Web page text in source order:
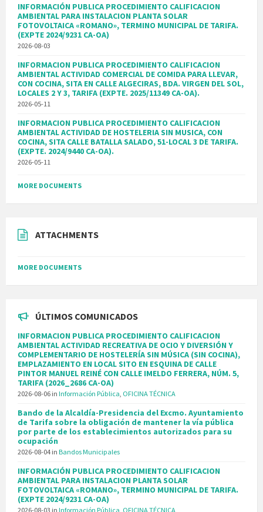
INFORMACIÓN PUBLICA PROCEDIMIENTO CALIFICACION
AMBIENTAL PARA INSTALACION PLANTA SOLAR
FOTOVOLTAICA «ROMANO», TERMINO MUNICIPAL DE TARIFA.
(EXPTE 2024/9231 CA-OA)
2026-08-03
INFORMACION PUBLICA PROCEDIMIENTO CALIFICACION
AMBIENTAL ACTIVIDAD COMERCIAL DE COMIDA PARA LLEVAR,
CON COCINA, SITA EN CALLE ALGECIRAS, BDA. VIRGEN DEL SOL,
LOCALES 2 Y 3, TARIFA (EXPTE. 2025/11349 CA-OA).
2026-05-11
INFORMACION PUBLICA PROCEDIMIENTO CALIFICACION
AMBIENTAL ACTIVIDAD DE HOSTELERIA SIN MUSICA, CON
COCINA, SITA CALLE BATALLA SALADO, 51-LOCAL 3 DE TARIFA.
(EXPTE. 2024/9440 CA-OA).
2026-05-11
MORE DOCUMENTS
ATTACHMENTS
MORE DOCUMENTS
ÚLTIMOS COMUNICADOS
INFORMACION PUBLICA PROCEDIMIENTO CALIFICACION
AMBIENTAL ACTIVIDAD RECREATIVA DE OCIO Y DIVERSIÓN Y
COMPLEMENTARIO DE HOSTELERÍA SIN MÚSICA (SIN COCINA),
EMPLAZAMIENTO EN LOCAL SITO EN ESQUINA DE CALLE
PINTOR MANUEL REINÉ CON CALLE IMELDO FERRERA, NÚM. 5,
TARIFA (2026_2686 CA-OA)
2026-08-06 in Información Pública OFICINA TÉCNICA
Bando de la Alcaldía-Presidencia del Excmo. Ayuntamiento
de Tarifa sobre la obligación de mantener la vía pública
por parte de los establecimientos autorizados para su
ocupación
2026-08-04 in Bandos Municipales
INFORMACIÓN PUBLICA PROCEDIMIENTO CALIFICACION
AMBIENTAL PARA INSTALACION PLANTA SOLAR
FOTOVOLTAICA «ROMANO», TERMINO MUNICIPAL DE TARIFA.
(EXPTE 2024/9231 CA-OA)
2026-08-03 in Información Pública OFICINA TÉCNICA